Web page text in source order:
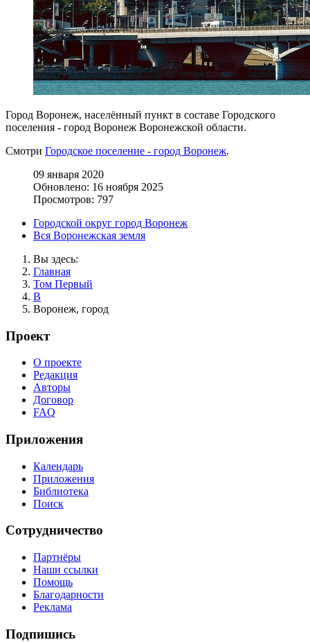
Город Воронеж, населённый пункт в составе Городского
поселения - город Воронеж Воронежской области.
Смотри Городское поселение - город Воронеж.
09 января 2020
Обновлено: 16 ноября 2025
Просмотров: 797
Городской округ город Воронеж
Вся Воронежская земля
Вы здесь:
Главная
Том Первый
В
Воронеж, город
Проект
О проекте
Редакция
Авторы
Договор
FAQ
Приложения
Календарь
Приложения
Библиотека
Поиск
Сотрудничество
Партнёры
Наши ссылки
Помощь
Благодарности
Реклама
Подпишись